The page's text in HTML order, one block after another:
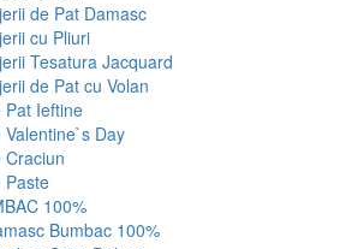
de Pat Damasc
cu Pliuri
Tesatura Jacquard
de Pat cu Volan
Pat Ieftine
Valentine`s Day
Craciun
Paste
100%
Bumbac 100%